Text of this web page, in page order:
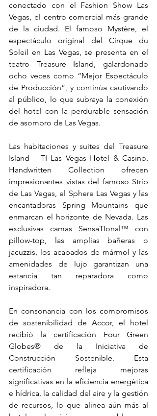
conectado con el Fashion Show Las
Vegas, el centro comercial más grande
de la ciudad. El famoso Mystère, el
espectáculo original del Cirque du
Soleil en Las Vegas, se presenta en el
teatro Treasure Island, galardonado
ocho veces como “Mejor Espectáculo
de Producción”, y continúa cautivando
al público, lo que subraya la conexión
del hotel con la perdurable sensación
de asombro de Las Vegas.
Las habitaciones y suites del Treasure
Island – TI Las Vegas Hotel & Casino,
Handwritten Collection ofrecen
impresionantes vistas del famoso Strip
de Las Vegas, el Sphere Las Vegas y las
encantadoras Spring Mountains que
enmarcan el horizonte de Nevada. Las
exclusivas camas SensaTIonal™ con
pillow-top, las amplias bañeras o
jacuzzis, los acabados de mármol y las
amenidades de lujo garantizan una
estancia tan reparadora como
inspiradora.
En consonancia con los compromisos
de sostenibilidad de Accor, el hotel
recibió la certificación Four Green
Globes® de la Iniciativa de
Construcción Sostenible. Esta
certificación refleja mejoras
significativas en la eficiencia energética
e hídrica, la calidad del aire y la gestión
de recursos, lo que alinea aún más al